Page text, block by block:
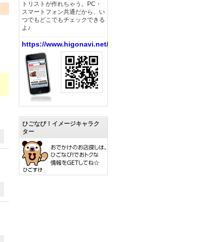
トリストが作れちゃう。PC・
スマートフォン共通だから、い
つでもどこでもチェックできる
よ♪
https://www.higonavi.net/
ひごなび！イメージキャラク
ター